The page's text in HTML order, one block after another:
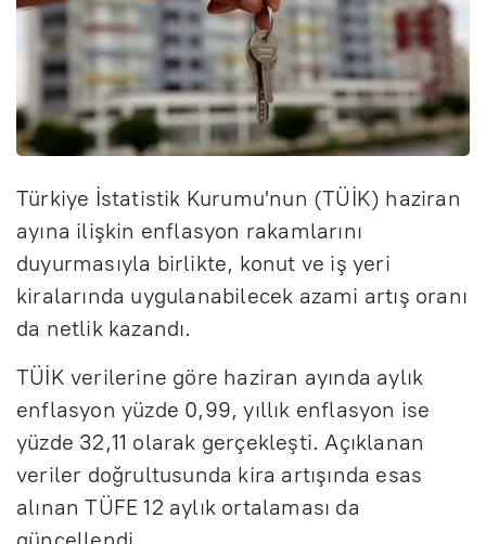
Türkiye İstatistik Kurumu'nun (TÜİK) haziran
ayına ilişkin enflasyon rakamlarını
duyurmasıyla birlikte, konut ve iş yeri
kiralarında uygulanabilecek azami artış oranı
da netlik kazandı.
TÜİK verilerine göre haziran ayında aylık
enflasyon yüzde 0,99, yıllık enflasyon ise
yüzde 32,11 olarak gerçekleşti. Açıklanan
veriler doğrultusunda kira artışında esas
alınan TÜFE 12 aylık ortalaması da